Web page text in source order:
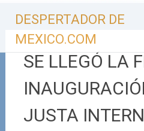
contenido
DESPERTADOR DE
MEXICO.COM
SE LLEGÓ LA
JUSTA